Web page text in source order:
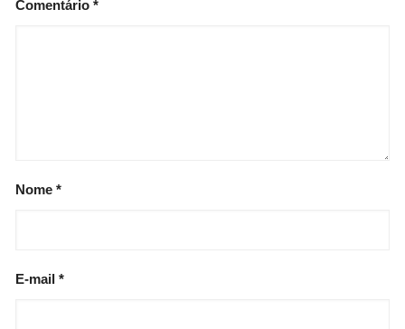
Comentário*
Nome*
E-mail*